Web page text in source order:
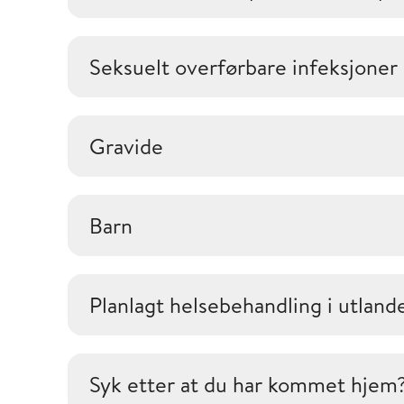
Seksuelt overførbare infeksjoner
Gravide
Barn
Planlagt helsebehandling i
Syk etter at du har kommet